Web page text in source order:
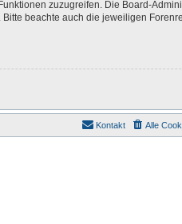
zuzugreifen. Die Board-
beachte auch die jeweiligen
Alle
Kontakt